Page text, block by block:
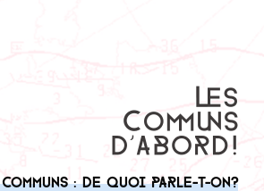
Communs : de quoi parle-t-on?